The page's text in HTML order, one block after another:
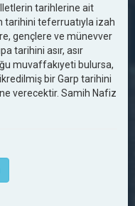
tarihlerine ait
tarihini teferruatıyla izah
gençlere ve münevver
tarihini asır, asır
muvaffakıyeti bulursa,
bir Garp tarihini
verecektir. Samih Nafiz